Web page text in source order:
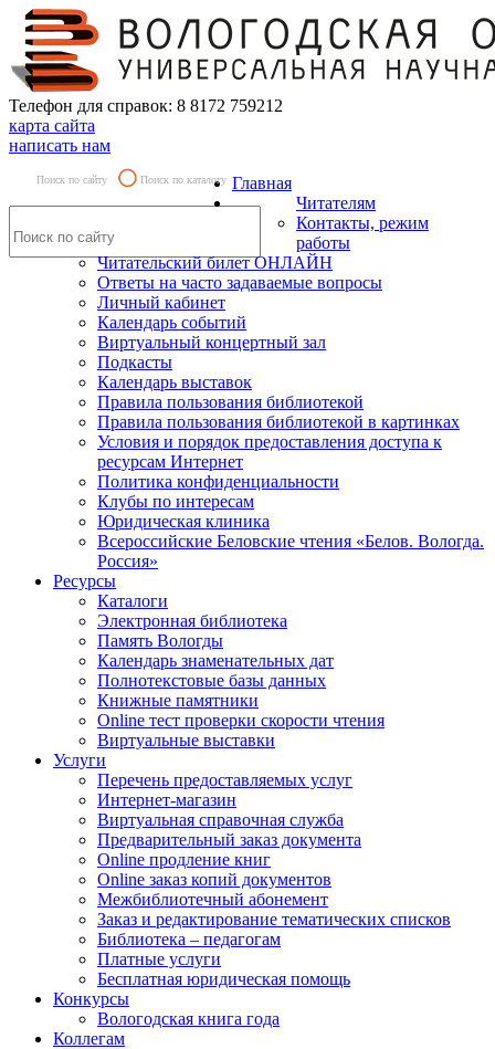
Телефон для справок: 8 8172 759212
карта сайта
написать нам
Поиск по сайту Поиск по каталогу Главная
Читателям
Контакты, режим
работы
Читательский билет ОНЛАЙН
Ответы на часто задаваемые вопросы
Личный кабинет
Календарь событий
Виртуальный концертный зал
Подкасты
Календарь выставок
Правила пользования библиотекой
Правила пользования библиотекой в картинках
Условия и порядок предоставления доступа к
ресурсам Интернет
Политика конфиденциальности
Клубы по интересам
Юридическая клиника
Всероссийские Беловские чтения «Белов. Вологда.
Россия»
Ресурсы
Каталоги
Электронная библиотека
Память Вологды
Календарь знаменательных дат
Полнотекстовые базы данных
Книжные памятники
Online тест проверки скорости чтения
Виртуальные выставки
Услуги
Перечень предоставляемых услуг
Интернет-магазин
Виртуальная справочная служба
Предварительный заказ документа
Online продление книг
Online заказ копий документов
Межбиблиотечный абонемент
Заказ и редактирование тематических списков
Библиотека – педагогам
Платные услуги
Бесплатная юридическая помощь
Конкурсы
Вологодская книга года
Коллегам